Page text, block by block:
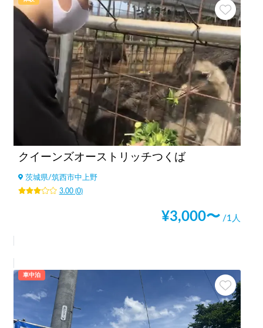
クイーンズオーストリッチつくば
茨城県/筑西市中上野
3.00(0)
¥3,000〜 /1人
車中泊